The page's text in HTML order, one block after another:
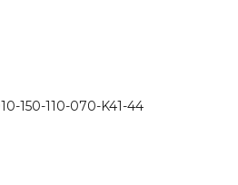
150-110-070-K41-44